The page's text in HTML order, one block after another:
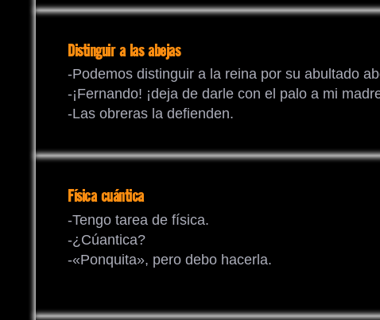
Distinguir a las abejas
-Podemos distinguir a la reina por su abultado
-¡Fernando! ¡deja de darle con el palo a mi
-Las obreras la defienden.
Física cuántica
-Tengo tarea de física.
-¿Cúantica?
-«Ponquita», pero debo hacerla.